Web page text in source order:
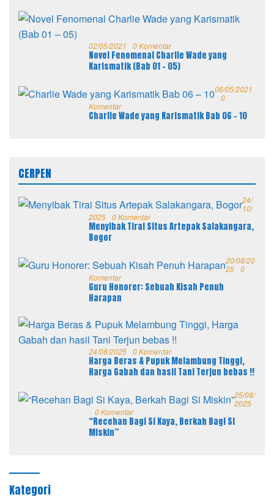
02/05/2021 0 Komentar
Novel Fenomenal Charlie Wade yang
Karismatik (Bab 01 – 05)
06/05/2021
0
Komentar
Charlie Wade yang Karismatik Bab 06 – 10
CERPEN
24/
10/
2025 0 Komentar
Menyibak Tirai Situs Artepak Salakangara,
Bogor
20/08/20
25 0
Komentar
Guru Honorer: Sebuah Kisah Penuh
Harapan
24/08/2025 0 Komentar
Harga Beras & Pupuk Melambung Tinggi,
Harga Gabah dan hasil Tani Terjun bebas !!
25/08/
2025
0 Komentar
“Recehan Bagi Si Kaya, Berkah Bagi Si
Miskin”
Kategori